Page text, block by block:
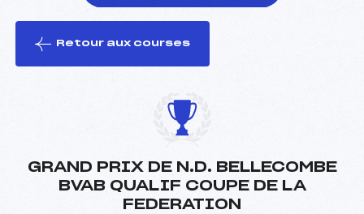
le ski
Retour aux courses
GRAND PRIX DE N.D. BELLECOMBE
BVAB QUALIF COUPE DE LA
FEDERATION